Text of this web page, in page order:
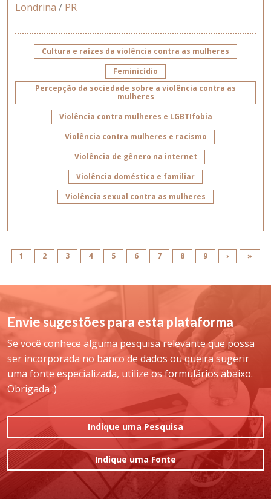
Londrina / PR
Cultura e raízes da violência contra as mulheres
Feminicídio
Percepção da sociedade sobre a violência contra as
mulheres
Violência contra mulheres e LGBTIfobia
Violência contra mulheres e racismo
Violência de gênero na internet
Violência doméstica e familiar
Violência sexual contra as mulheres
1 2 3 4 5 6 7 8 9 › »
Envie sugestões para esta plataforma
Se você conhece alguma pesquisa relevante que possa
ser incorporada no banco de dados ou queira sugerir
uma fonte especializada, utilize os formulários abaixo.
Obrigada :)
Indique uma Pesquisa
Indique uma Fonte